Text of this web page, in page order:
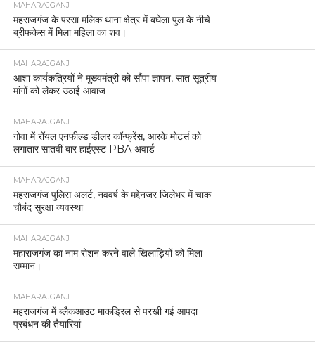
MAHARAJGANJ
महराजगंज के परसा मलिक थाना क्षेत्र में बघेला पुल के नीचे
ब्रीफकेस में मिला महिला का शव।
MAHARAJGANJ
आशा कार्यकत्रियों ने मुख्यमंत्री को सौंपा ज्ञापन, सात सूत्रीय
मांगों को लेकर उठाई आवाज
MAHARAJGANJ
गोवा में रॉयल एनफील्ड डीलर कॉन्फ्रेंस, आरके मोटर्स को
लगातार सातवीं बार हाईएस्ट PBA अवार्ड
MAHARAJGANJ
महराजगंज पुलिस अलर्ट, नववर्ष के मद्देनजर जिलेभर में चाक-
चौबंद सुरक्षा व्यवस्था
MAHARAJGANJ
महाराजगंज का नाम रोशन करने वाले खिलाड़ियों को मिला
सम्मान।
MAHARAJGANJ
महराजगंज में ब्लैकआउट माकड्रिल से परखी गई आपदा
प्रबंधन की तैयारियां